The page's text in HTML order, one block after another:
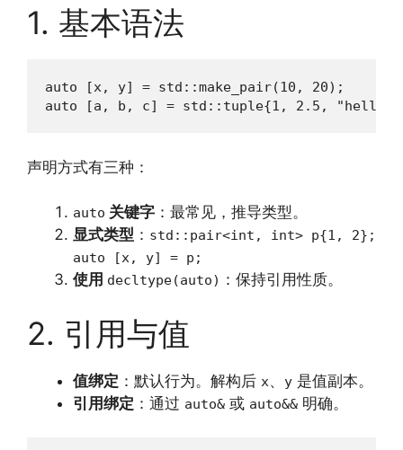
1. 基本语法
auto [x, y] = std::make_pair(10, 20);
auto [a, b, c] = std::tuple{1, 2.5,
声明方式有三种：
auto 关键字 ：最常见，推导类型。
显式类型 ： std::pair<int, int> p{1, 2};
auto [x, y] = p;
使用 decltype(auto) ：保持引用性质。
2. 引用与值
值绑定 ：默认行为。解构后 x、 y 是值副本。
引用绑定 ：通过 auto& 或 auto&& 明确。